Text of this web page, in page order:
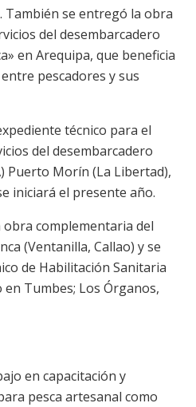
También se entregó la obra
del desembarcadero
en Arequipa, que beneficia
pescadores y sus
técnico para el
del desembarcadero
Puerto Morín (La Libertad),
iniciará el presente año.
complementaria del
(Ventanilla, Callao) y se
de Habilitación Sanitaria
en Tumbes; Los Órganos,
en capacitación y
pesca artesanal como